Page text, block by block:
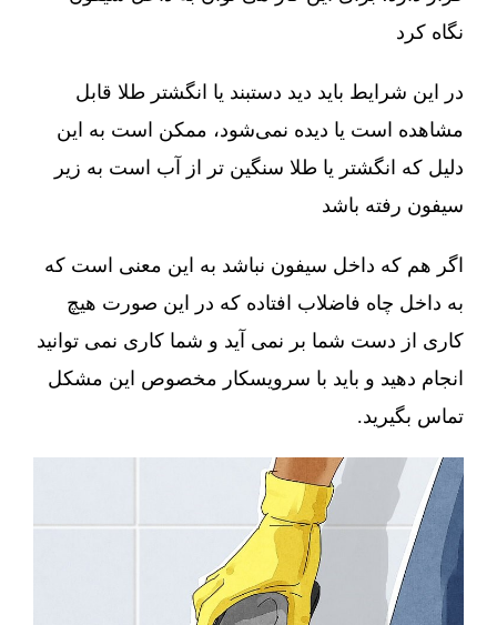
نگاه کرد
در این شرایط باید دید دستبند یا انگشتر طلا قابل
مشاهده است یا دیده نمی‌شود، ممکن است به این
دلیل که انگشتر یا طلا سنگین تر از آب است به زیر
سیفون رفته باشد
اگر هم که داخل سیفون نباشد به این معنی است که
به داخل چاه فاضلاب افتاده که در این صورت هیچ
کاری از دست شما بر نمی آید و شما کاری نمی توانید
انجام دهید و باید با سرویسکار مخصوص این مشکل
تماس بگیرید.